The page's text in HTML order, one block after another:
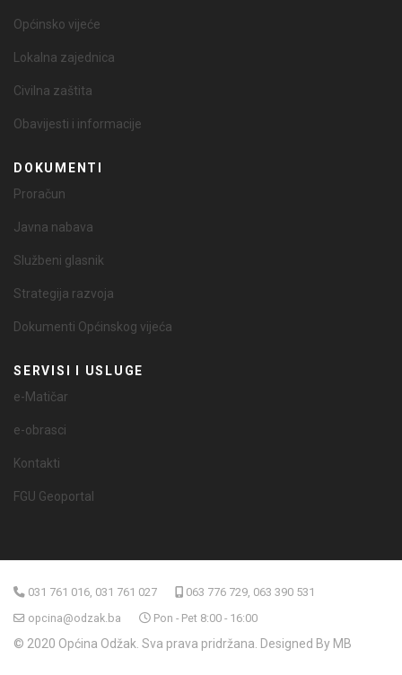
Općinsko vijeće
Lokalna zajednica
Civilna zaštita
Obavijesti i informacije
DOKUMENTI
Proračun
Javna nabava
Službeni glasnik
Strategija razvoja
Dokumenti Općinskog vijeća
SERVISI I USLUGE
e-Matičar
e-obrasci
Kontakti
FGU Geoportal
031 761 016, 031 761 027
063 776 729, 063 390 531
opcina@odzak.ba
Pon - Pet 8:00 - 16:00
© 2020 Općina Odžak. Sva prava pridržana. Designed By MB